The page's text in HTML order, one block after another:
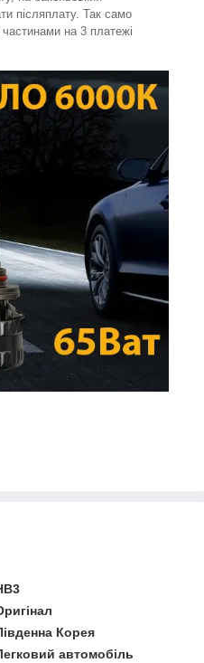
післяплату. Так само
на 3 платежі
Корея
автомобіль